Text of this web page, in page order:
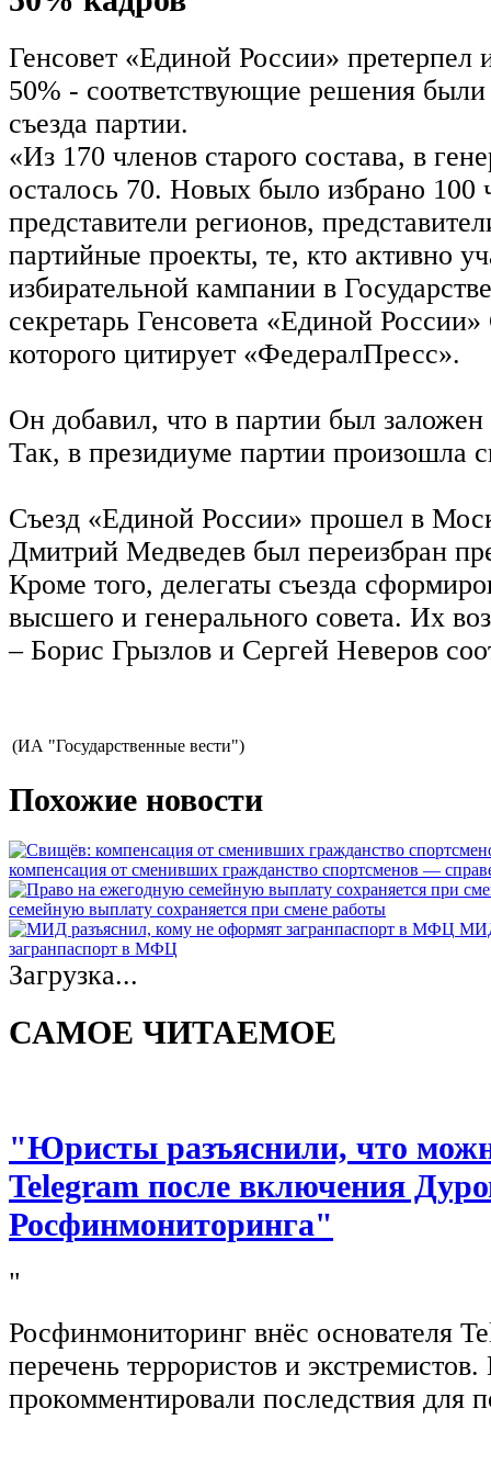
Генсовет «Единой России» претерпел
50% - соответствующие решения
съезда партии.
«Из 170 членов старого состава, в
осталось 70. Новых было избрано 100
представители регионов,
партийные проекты, те, кто активно
избирательной кампании в
секретарь Генсовета «Единой
которого цитирует «ФедералПресс».
Он добавил, что в партии был
Так, в президиуме партии произошла
Съезд «Единой России» прошел в
Дмитрий Медведев был переизбран
Кроме того, делегаты съезда
высшего и генерального совета. Их
– Борис Грызлов и Сергей Неверов
(ИА "Государственные вести")
Похожие новости
компенсация от сменивших гражданство спортсменов —
семейную выплату сохраняется при смене работы
МИД
загранпаспорт в МФЦ
Загрузка...
САМОЕ ЧИТАЕМОЕ
"Юристы разъяснили, что
Telegram после включения
Росфинмониторинга"
"
Росфинмониторинг внёс основателя
перечень террористов и
прокомментировали последствия для